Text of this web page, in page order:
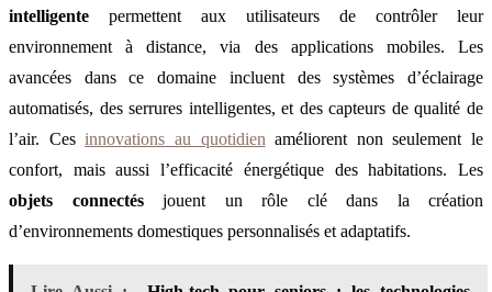
intelligente permettent aux utilisateurs de contrôler leur
environnement à distance, via des applications mobiles. Les
avancées dans ce domaine incluent des systèmes d’éclairage
automatisés, des serrures intelligentes, et des capteurs de qualité de
l’air. Cesinnovations au quotidienaméliorent non seulement le
confort, mais aussi l’efficacité énergétique des habitations. Les
objets connectésjouent un rôle clé dans la création
d’environnements domestiques personnalisés et adaptatifs.